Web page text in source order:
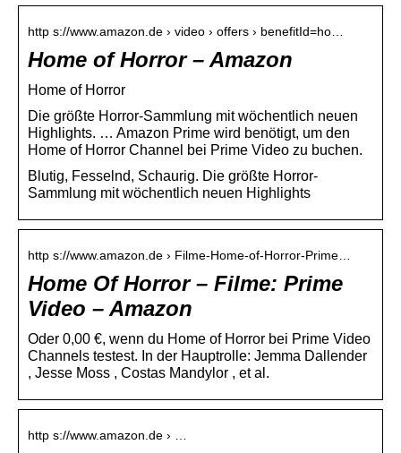
http s://www.amazon.de › video › offers › benefitId=ho…
Home of Horror – Amazon
Home of Horror
Die größte Horror-Sammlung mit wöchentlich neuen
Highlights. … Amazon Prime wird benötigt, um den
Home of Horror Channel bei Prime Video zu buchen.
Blutig, Fesselnd, Schaurig. Die größte Horror-
Sammlung mit wöchentlich neuen Highlights
http s://www.amazon.de › Filme-Home-of-Horror-Prime…
Home Of Horror – Filme: Prime
Video – Amazon
Oder 0,00 €, wenn du Home of Horror bei Prime Video
Channels testest. In der Hauptrolle: Jemma Dallender
, Jesse Moss , Costas Mandylor , et al.
http s://www.amazon.de › …